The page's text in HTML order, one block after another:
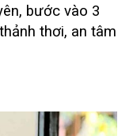
bước vào 3
thơi, an tâm